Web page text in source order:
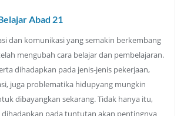
Abad 21
dan komunikasi yang semakin berkembang
mengubah cara belajar dan pembelajaran.
dihadapkan pada jenis-jenis pekerjaan,
juga problematika hidupyang mungkin
dibayangkan sekarang. Tidak hanya itu,
pada tuntutan akan pentingnya